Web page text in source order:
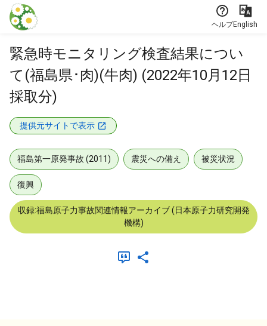
本文に飛ぶ
ヘルプEnglish
緊急時モニタリング検査結果につい
て(福島県･肉)(牛肉) (2022年10月12日
採取分)
提供元サイトで表示
福島第一原発事故 (2011) 震災への備え 被災状況
復興
収録:福島原子力事故関連情報アーカイブ (日本原子力研究開発
機構)